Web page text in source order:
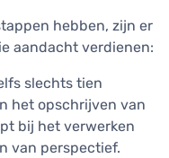
hebben, zijn er
aandacht verdienen:
slechts tien
het opschrijven van
bij het verwerken
van perspectief.